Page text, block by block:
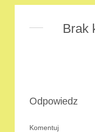
Brak
Odpowiedz
Komentuj